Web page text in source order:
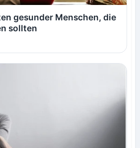
gesunder Menschen, die
sollten